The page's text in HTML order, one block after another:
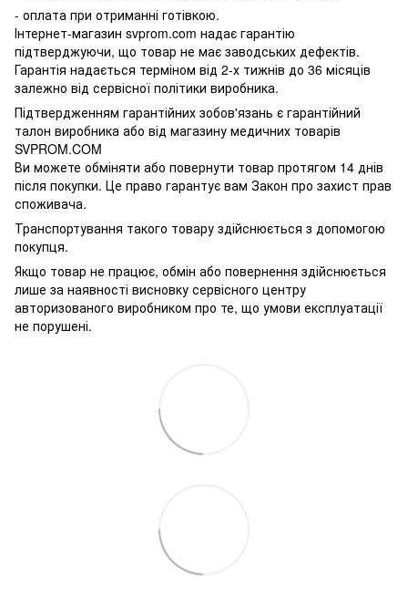
- оплата при отриманні готівкою.
Інтернет-магазин svprom.com надає гарантію
підтверджуючи, що товар не має заводських дефектів.
Гарантія надається терміном від 2-х тижнів до 36 місяців
залежно від сервісної політики виробника.
Підтвердженням гарантійних зобов'язань є гарантійний
талон виробника або від магазину медичних товарів
SVPROM.COM
Ви можете обміняти або повернути товар протягом 14 днів
після покупки. Це право гарантує вам Закон про захист прав
споживача.
Транспортування такого товару здійснюється з допомогою
покупця.
Якщо товар не працює, обмін або повернення здійснюється
лише за наявності висновку сервісного центру
авторизованого виробником про те, що умови експлуатації
не порушені.